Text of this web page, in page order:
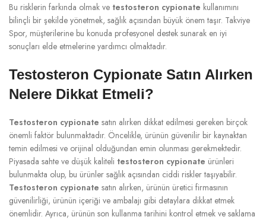
Bu risklerin farkında olmak ve testosteron cypionate kullanımını
bilinçli bir şekilde yönetmek, sağlık açısından büyük önem taşır. Takviye
Spor, müşterilerine bu konuda profesyonel destek sunarak en iyi
sonuçları elde etmelerine yardımcı olmaktadır.
Testosteron Cypionate Satın Alırken
Nelere Dikkat Etmeli?
Testosteron cypionate satın alırken dikkat edilmesi gereken birçok
önemli faktör bulunmaktadır. Öncelikle, ürünün güvenilir bir kaynaktan
temin edilmesi ve orijinal olduğundan emin olunması gerekmektedir.
Piyasada sahte ve düşük kaliteli testosteron cypionate ürünleri
bulunmakta olup, bu ürünler sağlık açısından ciddi riskler taşıyabilir.
Testosteron cypionate satın alırken, ürünün üretici firmasının
güvenilirliği, ürünün içeriği ve ambalajı gibi detaylara dikkat etmek
önemlidir. Ayrıca, ürünün son kullanma tarihini kontrol etmek ve saklama